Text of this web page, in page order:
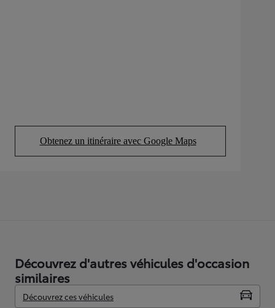
Obtenez un itinéraire avec Google Maps
(Opens in new tab)
Découvrez d'autres véhicules d'occasion
similaires
Découvrez ces véhicules